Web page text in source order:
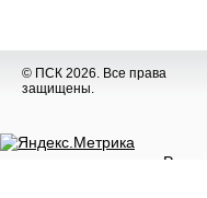
© ПСК 2026. Все права
защищены.
Разное